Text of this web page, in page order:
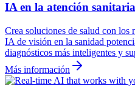
IA en la atención sanitaria
Crea soluciones de salud con
IA de visión en la sanidad
diagnósticos más inteligentes y
Más información